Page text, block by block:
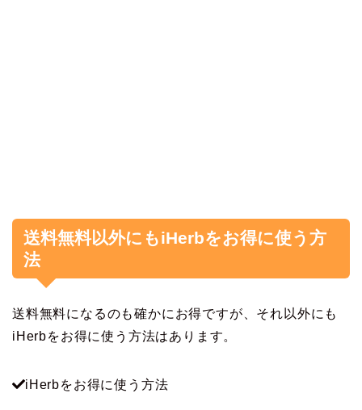
送料無料以外にもiHerbをお得に使う方
法
送料無料になるのも確かにお得ですが、それ以外にも
iHerbをお得に使う方法はあります。
iHerbをお得に使う方法